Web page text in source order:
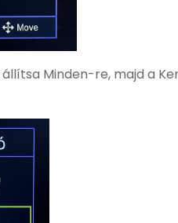
Minden-re, majd a